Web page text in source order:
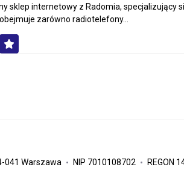
sklep internetowy z Radomia, specjalizujący
zarówno radiotelefony...
041 Warszawa NIP 7010108702 REGON